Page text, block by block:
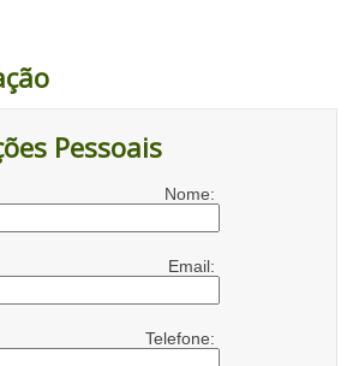
Pessoais
Nome:
Email:
Telefone: